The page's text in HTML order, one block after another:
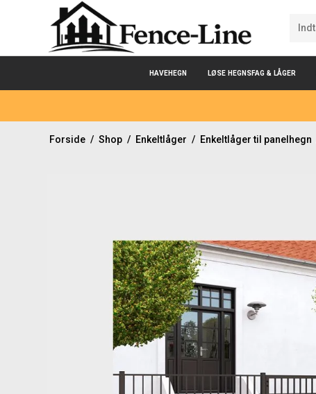
HAVEHEGN LØSE HEGNSFAG & LÅGER
Forside / Shop / Enkeltlåger / Enkeltlåger til panelhegn